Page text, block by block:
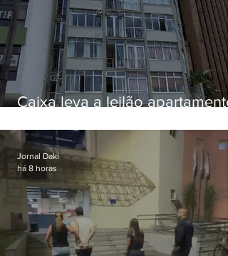
Caixa leva a leilão apartamento
Botafogo
Jornal Daki
há 8 horas